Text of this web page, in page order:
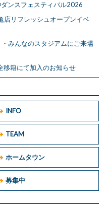
INFO
TEAM
ホームタウン
募集中
ンスフェスティバル2026
店リフレッシュオープンイベ
みんなのスタジアムにご来場
移籍にて加入のお知らせ